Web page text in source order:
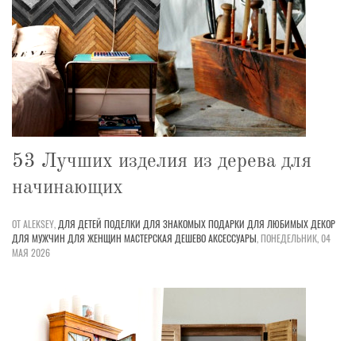
53 Лучших изделия из дерева для
начинающих
ОТ ALEKSEY, ДЛЯ ДЕТЕЙ ПОДЕЛКИ ДЛЯ ЗНАКОМЫХПОДАРКИ ДЛЯ ЛЮБИМЫХ ДЕКОР
ДЛЯ МУЖЧИН ДЛЯ ЖЕНЩИН МАСТЕРСКАЯ ДЕШЕВОАКСЕССУАРЫ,ПОНЕДЕЛЬНИК, 04
МАЯ 2026